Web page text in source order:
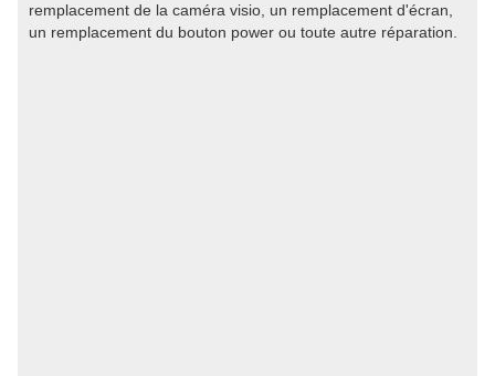
remplacement de la caméra visio, un remplacement d'écran,
un remplacement du bouton power ou toute autre réparation.